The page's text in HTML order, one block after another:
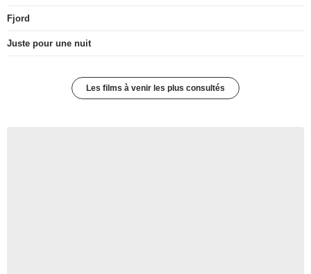
Fjord
Juste pour une nuit
Les films à venir les plus consultés